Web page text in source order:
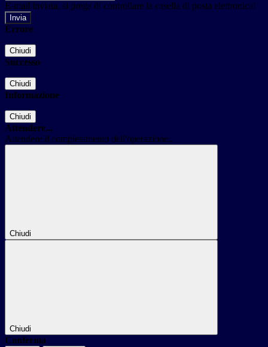
E-mail inviata, si prega di controllare la casella di posta elettronica!
Errore
Chiudi
Successo
Chiudi
Informazione
Chiudi
Attendere...
Attendere il completamento dell'operazione...
Chiudi
Chiudi
Conferma